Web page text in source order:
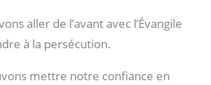
aller de l’avant avec l’Évangile
à la persécution.
mettre notre confiance en